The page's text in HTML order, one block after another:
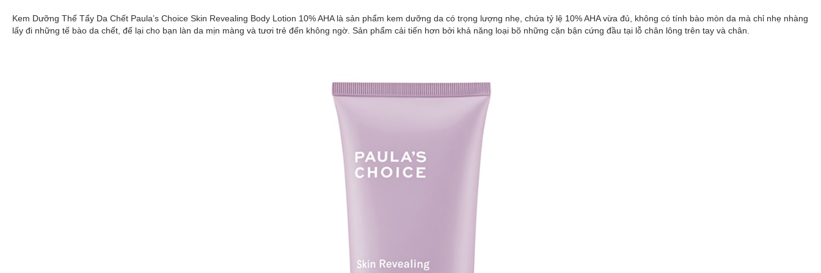
Kem Dưỡng Thể Tẩy Da Chết Paula’s Choice Skin Revealing Body Lotion 10% AHA là sản phẩm kem dưỡng da có trọng lượng nhẹ, chứa tỷ lệ 10% AHA vừa đủ, không có tính bào mòn da mà chỉ nhẹ nhàng
lấy đi những tế bào da chết, để lại cho bạn làn da mịn màng và tươi trẻ đến không ngờ. Sản phẩm cải tiến hơn bởi khả năng loại bõ những cặn bận cứng đầu tại lỗ chân lông trên tay và chân.